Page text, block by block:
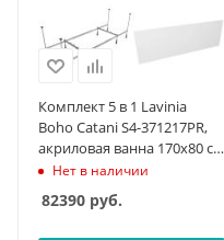
Комплект 5 в 1 Lavinia
Boho Catani S4-371217PR,
акриловая ванна 170x80 см
(правый разворот),
каркас с монтажным
Нет в наличии
82390 руб.